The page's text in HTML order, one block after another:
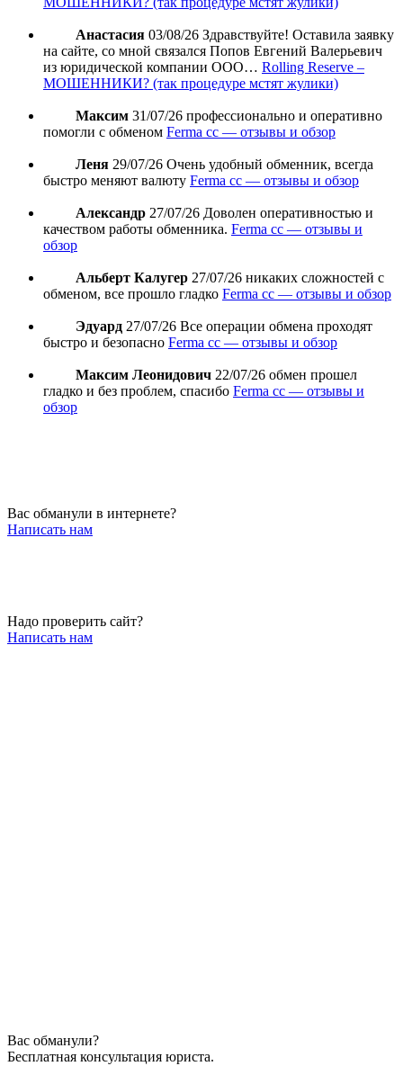
Анастасия 03/08/26 Здравствуйте! Оставила заявку
на сайте, со мной связался Попов Евгений Валерьевич
из юридической компании ООО… Rolling Reserve –
МОШЕННИКИ? (так процедуре мстят жулики)
Максим 31/07/26 профессионально и оперативно
помогли с обменом Ferma cc — отзывы и обзор
Леня 29/07/26 Очень удобный обменник, всегда
быстро меняют валюту Ferma cc — отзывы и обзор
Александр 27/07/26 Доволен оперативностью и
качеством работы обменника. Ferma cc — отзывы и
обзор
Альберт Калугер 27/07/26 никаких сложностей с
обменом, все прошло гладко Ferma cc — отзывы и обзор
Эдуард 27/07/26 Все операции обмена проходят
быстро и безопасно Ferma cc — отзывы и обзор
Максим Леонидович 22/07/26 обмен прошел
гладко и без проблем, спасибо Ferma cc — отзывы и
обзор
Вас обманули в интернете?
Написать нам
Надо проверить сайт?
Написать нам
Вас обманули?
Бесплатная консультация юриста.